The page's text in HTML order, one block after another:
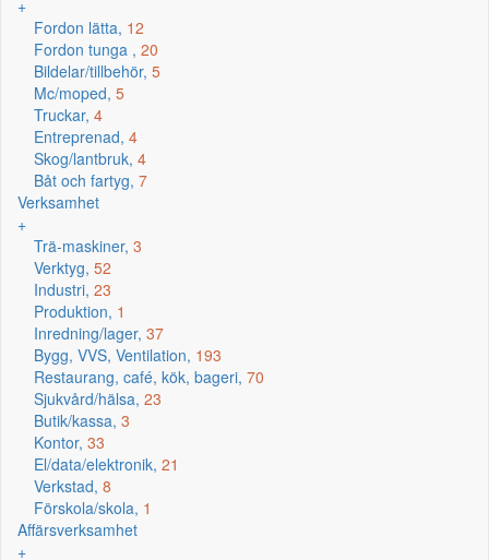
+
Fordon lätta, 12
Fordon tunga , 20
Bildelar/tillbehör, 5
Mc/moped, 5
Truckar, 4
Entreprenad, 4
Skog/lantbruk, 4
Båt och fartyg, 7
Verksamhet
+
Trä-maskiner, 3
Verktyg, 52
Industri, 23
Produktion, 1
Inredning/lager, 37
Bygg, VVS, Ventilation, 193
Restaurang, café, kök, bageri, 70
Sjukvård/hälsa, 23
Butik/kassa, 3
Kontor, 33
El/data/elektronik, 21
Verkstad, 8
Förskola/skola, 1
Affärsverksamhet
+